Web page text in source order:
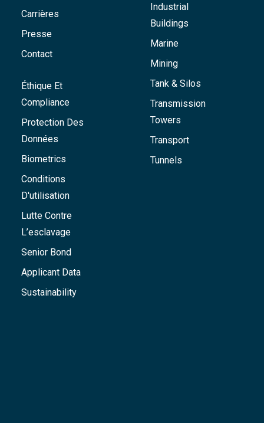
Carrières
Presse
Contact
Éthique Et
Compliance
Protection Des
Données
Biometrics
Conditions
D'utilisation
Lutte Contre
L’esclavage
Senior Bond
Applicant Data
Sustainability
Industrial
Buildings
Marine
Mining
Tank & Silos
Transmission
Towers
Transport
Tunnels